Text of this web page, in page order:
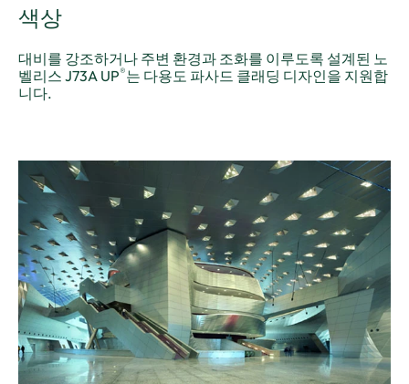
색상
대비를 강조하거나 주변 환경과 조화를 이루도록 설계된 노
벨리스 J73A UP®는 다용도 파사드 클래딩 디자인을 지원합
니다.